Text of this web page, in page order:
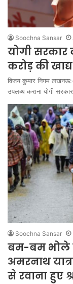
Soochna Sansar
योगी सरकार
करोड़ की
विजय कुमार निगम लखनऊ:-
उपलब्ध कराना योगी
Soochna Sansar
बम-बम भोले
अमरनाथ
से रवाना हुए